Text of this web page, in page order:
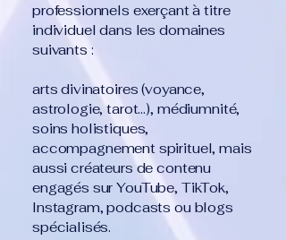
professionnels exerçant à titre
individuel dans les domaines
suivants :
arts divinatoires (voyance,
astrologie, tarot…), médiumnité,
soins holistiques,
accompagnement spirituel, mais
aussi créateurs de contenu
engagés sur YouTube, TikTok,
Instagram, podcasts ou blogs
spécialisés.